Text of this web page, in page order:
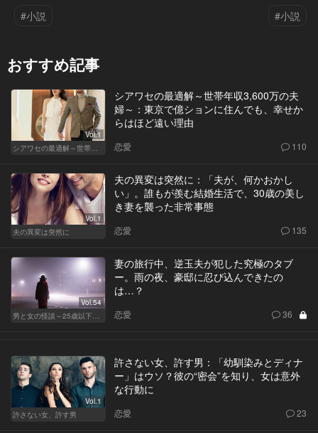
#小説 #小説
おすすめ記事
Vol.1
シアワセの最適解～世帯年収3,600万の夫婦～
シアワセの最適解～世帯年収3,600万の夫
婦～：東京で億ションに住んでも、幸せか
らはほど遠い理由
恋愛 110
Vol.1
夫の異変は突然に
夫の異変は突然に：「夫が、何かおかし
い」。誰もが羨む結婚生活で、30歳の美し
き妻を襲った非常事態
恋愛 135
Vol.54
男と女の怪談～25歳以下閲覧禁止～
妻の旅行中、逆玉夫が犯した究極のタブ
ー。雨の夜、豪邸に忍び込んできたの
は…？
恋愛 36
Vol.1
許さない女、許す男
許さない女、許す男：「幼馴染みとディナ
ー」はウソ？彼の“密会”を知り、女は意外
な行動に
恋愛 23